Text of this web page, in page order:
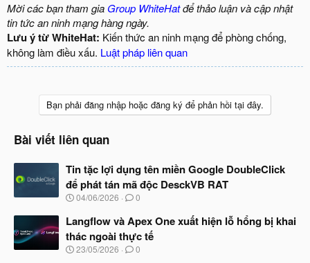
Mời các bạn tham gia Group WhiteHatđể thảo luận và cập nhật
tin tức an ninh mạng hàng ngày.
Lưu ý từ WhiteHat: Kiến thức an ninh mạng để phòng chống,
không làm điều xấu. Luật pháp liên quan
Bạn phải đăng nhập hoặc đăng ký để phản hồi tại đây.
Bài viết liên quan
Tin tặc lợi dụng tên miền Google DoubleClick
để phát tán mã độc DesckVB RAT
N
à
b
ắ
04/06/2026 0
Langflow và Apex One xuất hiện lỗ hổng bị khai
thác ngoài thực tế
N
23/05/2026 0